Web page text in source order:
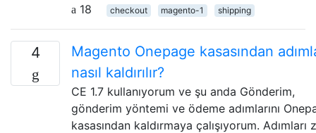
18
checkout magento-1 shipping
4
Magento Onepage kasasından
nasıl kaldırılır?
CE 1.7 kullanıyorum ve şu anda Gönderim,
gönderim yöntemi ve ödeme adımlarını
kasasından kaldırmaya çalışıyorum. Adımları